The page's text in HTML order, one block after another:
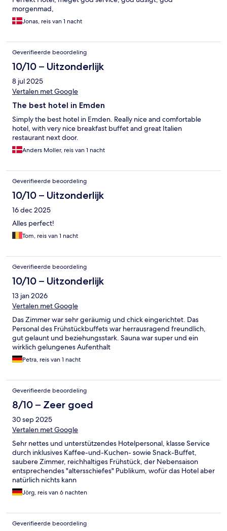
morgenmad,
Jonas, reis van 1 nacht
Geverifieerde beoordeling
10/10 – Uitzonderlijk
8 jul 2025
Vertalen met Google
The best hotel in Emden
Simply the best hotel in Emden. Really nice and comfortable
hotel, with very nice breakfast buffet and great Italien
restaurant next door.
Anders Moller, reis van 1 nacht
Geverifieerde beoordeling
10/10 – Uitzonderlijk
16 dec 2025
Alles perfect!
Tom, reis van 1 nacht
Geverifieerde beoordeling
10/10 – Uitzonderlijk
13 jan 2026
Vertalen met Google
Das Zimmer war sehr geräumig und chick eingerichtet. Das
Personal des Frühstückbuffets war herrausragend freundlich,
gut gelaunt und beziehungsstark. Sauna war super und ein
wirklich gelungenes Aufenthalt
Petra, reis van 1 nacht
Geverifieerde beoordeling
8/10 – Zeer goed
30 sep 2025
Vertalen met Google
Sehr nettes und unterstützendes Hotelpersonal, klasse Service
durch inklusives Kaffee-und-Kuchen- sowie Snack-Buffet,
saubere Zimmer, reichhaltiges Frühstück, der Nebensaison
entsprechendes "altersschiefes" Publikum, wofür das Hotel aber
natürlich nichts kann
Jörg, reis van 6 nachten
Geverifieerde beoordeling